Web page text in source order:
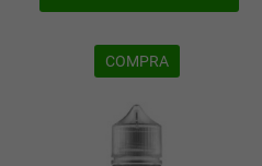
COMPRA